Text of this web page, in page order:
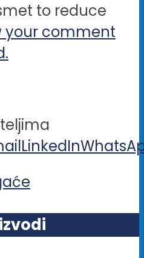
to reduce
your comment
LinkedIn